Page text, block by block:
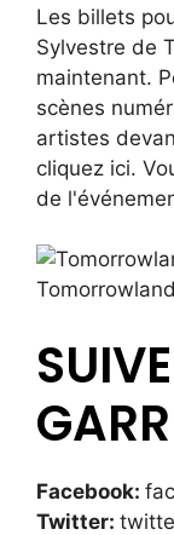
Les billets
Sylvestre de
maintenant.
scènes
artistes
cliquez ici.
de
Tomorrowland
Facebook:
Twitter: